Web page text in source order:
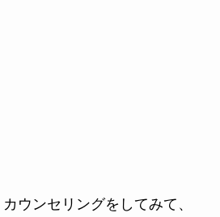
ウンセリングをしてみて、